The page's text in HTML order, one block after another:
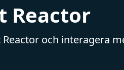
Reactor
och interagera